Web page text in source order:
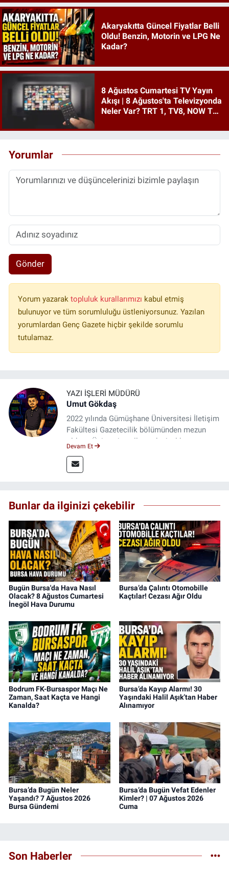
Akaryakıtta Güncel Fiyatlar Belli
Oldu! Benzin, Motorin ve LPG Ne
Kadar?
8 Ağustos Cumartesi TV Yayın
Akışı | 8 Ağustos'ta Televizyonda
Neler Var? TRT 1, TV8, NOW TV,
Yorumlar
Gönder
Yorum yazarak topluluk kurallarımızı kabul etmiş
bulunuyor ve tüm sorumluluğu üstleniyorsunuz. Yazılan
yorumlardan Genç Gazete hiçbir şekilde sorumlu
tutulamaz.
YAZI İŞLERI MÜDÜRÜ
Umut Gökdaş
2022 yılında Gümüşhane Üniversitesi İletişim
Fakültesi Gazetecilik bölümünden mezun
oldum. Üniversite yıllarımda 4 yıl boyunca
saha deneyimi kazandım. 2023 yılından beri
Genç Gazete'de okurlarımıza haber
Devam Et
Bunlar da ilginizi çekebilir
Bugün Bursa'da Hava Nasıl
Olacak? 8 Ağustos Cumartesi
İnegöl Hava Durumu
Bursa’da Çalıntı Otomobille
Kaçtılar! Cezası Ağır Oldu
Bodrum FK-Bursaspor Maçı Ne
Zaman, Saat Kaçta ve Hangi
Kanalda?
Bursa’da Kayıp Alarmı! 30
Yaşındaki Halil Aşık’tan Haber
Alınamıyor
Bursa’da Bugün Neler
Yaşandı? 7 Ağustos 2026
Bursa Gündemi
Bursa’da Bugün Vefat Edenler
Kimler? | 07 Ağustos 2026
Cuma
Son Haberler